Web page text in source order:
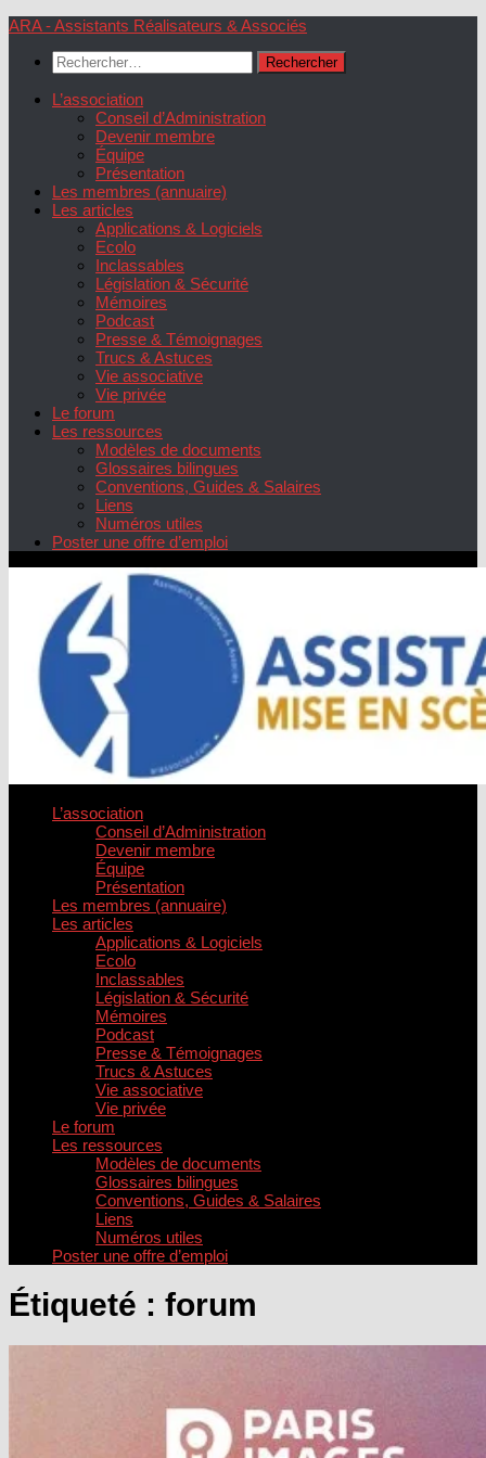
Skip
content
ARA - Assistants Réalisateurs & Associés
Rechercher :
L’association
Conseil d’Administration
Devenir membre
Équipe
Présentation
Les membres (annuaire)
Les articles
Applications & Logiciels
Ecolo
Inclassables
Législation & Sécurité
Mémoires
Podcast
Presse & Témoignages
Trucs & Astuces
Vie associative
Vie privée
Le forum
Les ressources
Modèles de documents
Glossaires bilingues
Conventions, Guides & Salaires
Liens
Numéros utiles
Poster une offre d’emploi
L’association
Conseil d’Administration
Devenir membre
Équipe
Présentation
Les membres (annuaire)
Les articles
Applications & Logiciels
Ecolo
Inclassables
Législation & Sécurité
Mémoires
Podcast
Presse & Témoignages
Trucs & Astuces
Vie associative
Vie privée
Le forum
Les ressources
Modèles de documents
Glossaires bilingues
Conventions, Guides & Salaires
Liens
Numéros utiles
Poster une offre d’emploi
Étiqueté : forum